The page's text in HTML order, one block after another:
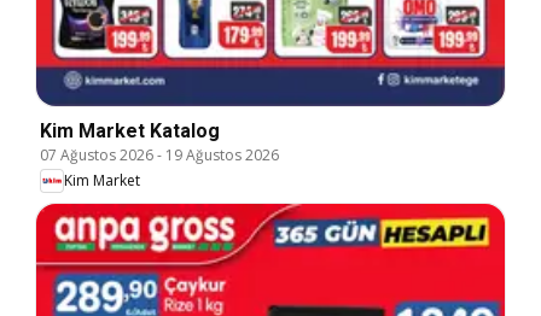
Kim Market Katalog
07 Ağustos 2026- 19 Ağustos 2026
Kim Market